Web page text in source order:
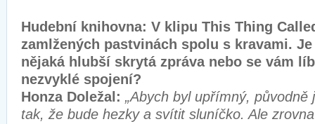
Hudební knihovna: V klipu This Thing
zamlžených pastvinách spolu s kravami.
nějaká hlubší skrytá zpráva nebo se vám
nezvyklé spojení?
Honza Doležal: „Abych byl upřímný, původně
tak, že bude hezky a svítit sluníčko. Ale